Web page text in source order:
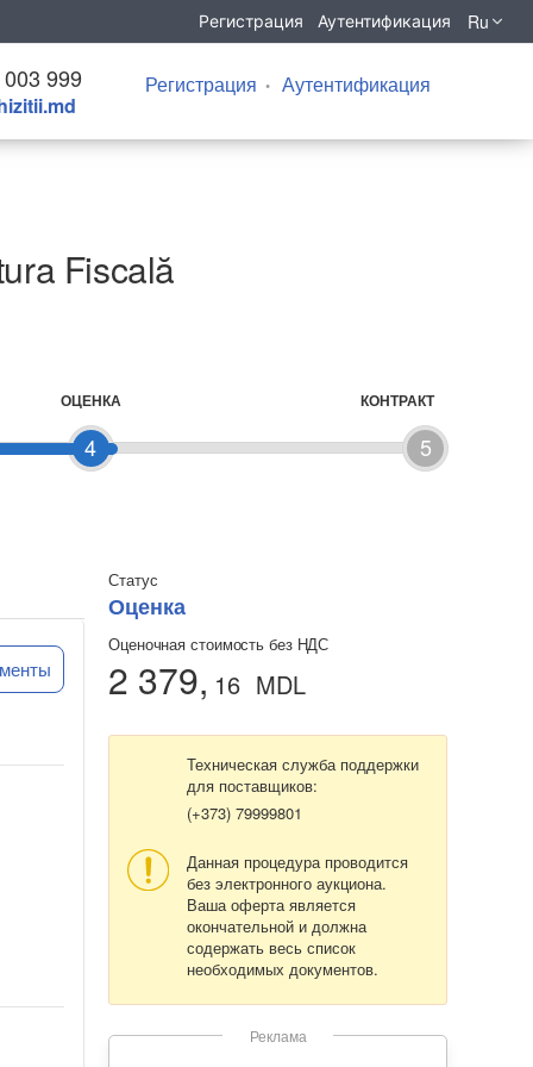
Регистрация Аутентификация Ru
999 Регистрация Аутентификация
Fiscală
4
ОЦЕНКА
5
КОНТРАКТ
Статус
Оценка
Оценочная стоимость без НДС
2 379, 16 MDL
Техническая служба поддержки
для поставщиков:
(+373) 79999801
Данная процедура проводится
без электронного аукциона.
Ваша оферта является
окончательной и должна
содержать весь список
необходимых документов.
Реклама